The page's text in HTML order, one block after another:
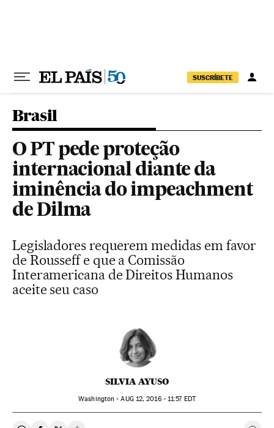
SUSCRÍBETE
Brasil
O PT pede proteção
internacional diante da
iminência do impeachment
de Dilma
Legisladores requerem medidas em favor
de Rousseff e que a Comissão
Interamericana de Direitos Humanos
aceite seu caso
SILVIA AYUSO
Washington -AUG12, 2016 - 11:57EDT